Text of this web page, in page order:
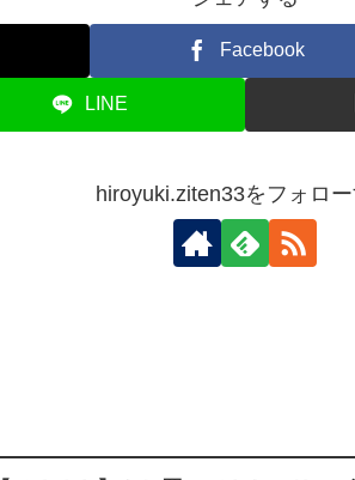
Facebook
LINE
hiroyuki.ziten33をフォロ